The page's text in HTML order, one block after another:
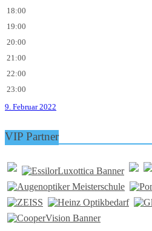
18:00
19:00
20:00
21:00
22:00
23:00
9. Februar 2022
VIP Partner